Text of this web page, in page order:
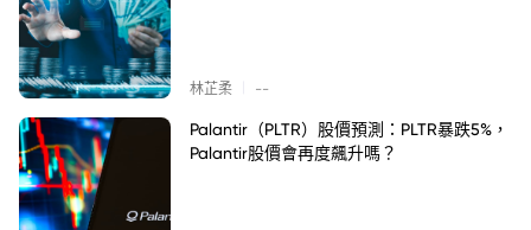
林芷柔 --
Palantir（PLTR）股價預測：PLTR暴跌5%，
Palantir股價會再度飆升嗎？